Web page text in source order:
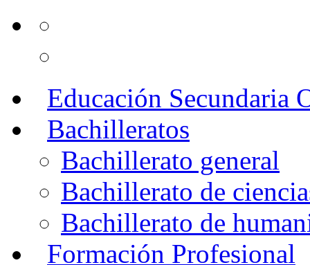
Educación Secundaria
Bachilleratos
Bachillerato general
Bachillerato de
Bachillerato de
Formación Profesional